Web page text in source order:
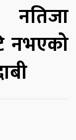
नभएको